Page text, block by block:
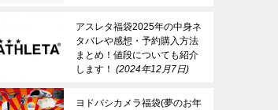
アスレタ福袋2025年の中身ネ
タバレや感想・予約購入方法
まとめ！値段についても紹介
します！
2024年12月7日
ヨドバシカメラ福袋(夢のお年